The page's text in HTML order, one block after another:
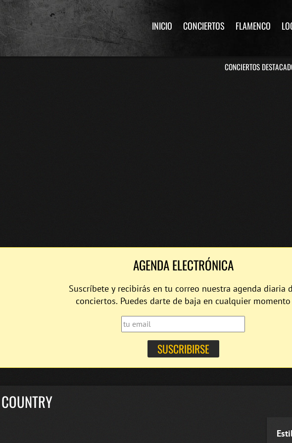
INICIO CONCIERTOS FLAMENCO
CONCIERTOS
AGENDA ELECTRÓNICA
Suscríbete y recibirás en tu correo nuestra agenda diaria
conciertos. Puedes darte de baja en cualquier momento